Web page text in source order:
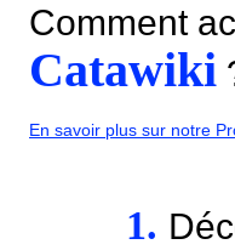
Comment
Catawiki
En savoir plus sur notre
1.